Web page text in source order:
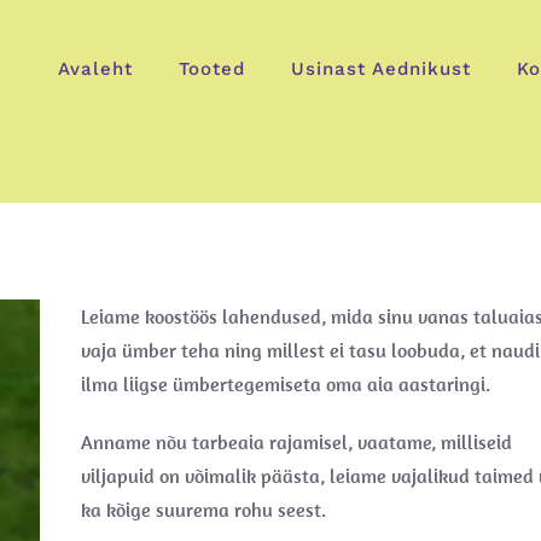
Avaleht Tooted Usinast Aednikust
Leiame koostöös lahendused, mida sinu vanas
vaja ümber teha ning millest ei tasu loobuda, et
ilma liigse ümbertegemiseta oma aia aastaringi.
Anname nõu tarbeaia rajamisel, vaatame, milliseid
viljapuid on võimalik päästa, leiame vajalikud taimed
ka kõige suurema rohu seest.